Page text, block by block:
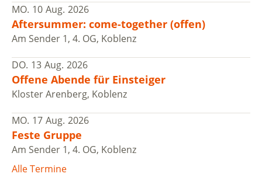
MO. 10 Aug. 2026
Aftersummer: come-together (offen)
Am Sender 1, 4. OG, Koblenz
DO. 13 Aug. 2026
Offene Abende für Einsteiger
Kloster Arenberg, Koblenz
MO. 17 Aug. 2026
Feste Gruppe
Am Sender 1, 4. OG, Koblenz
Alle Termine